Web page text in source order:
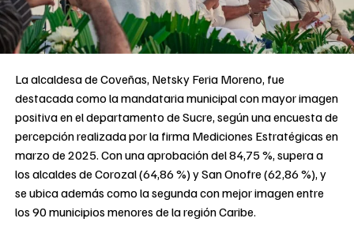
La alcaldesa de Coveñas, Netsky Feria Moreno, fue
destacada como la mandataria municipal con mayor imagen
positiva en el departamento de Sucre, según una encuesta de
percepción realizada por la firma Mediciones Estratégicas en
marzo de 2025. Con una aprobación del 84,75 %, supera a
los alcaldes de Corozal (64,86 %) y San Onofre (62,86 %), y
se ubica además como la segunda con mejor imagen entre
los 90 municipios menores de la región Caribe.